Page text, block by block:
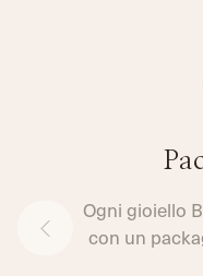
Ogni gioiello
con un